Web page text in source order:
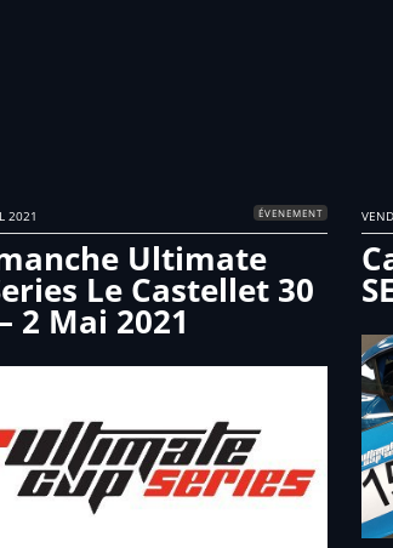
2021 ÉVENEMENT
Ultimate
Le Castellet 30
2 Mai 2021